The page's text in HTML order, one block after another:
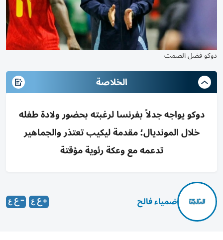
دوكو فضل الصمت
الخلاصة
دوكو يواجه جدلاً بفرنسا لرغبته بحضور ولادة طفله
خلال المونديال؛ مقدمة ليكيب تعتذر والجماهير
تدعمه مع وعكة رئوية مؤقتة
ضمياء فالح